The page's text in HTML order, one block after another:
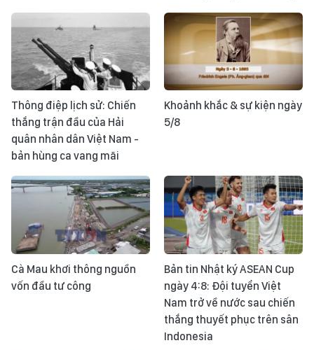
Thông điệp lịch sử: Chiến
thắng trận đầu của Hải
quân nhân dân Việt Nam -
bản hùng ca vang mãi
Khoảnh khắc & sự kiện ngày
5/8
Cà Mau khơi thông nguồn
vốn đầu tư công
Bản tin Nhật ký ASEAN Cup
ngày 4:8: Đội tuyển Việt
Nam trở về nước sau chiến
thắng thuyết phục trên sân
Indonesia